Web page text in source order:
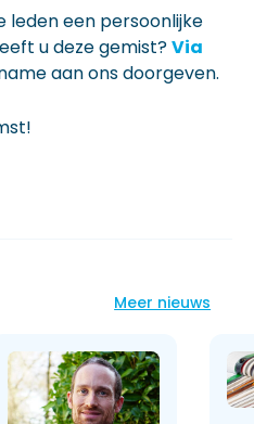
leden een persoonlijke
u deze gemist?Via
aan ons doorgeven.
Meer nieuws